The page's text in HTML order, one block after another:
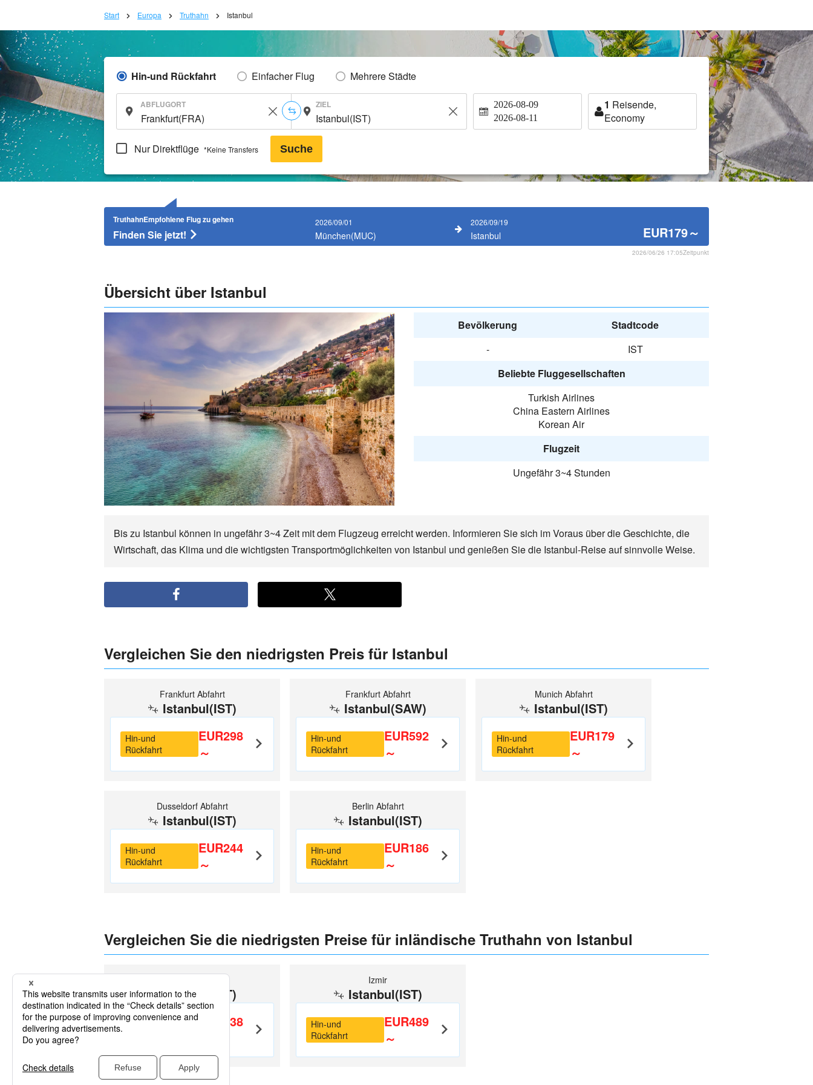
Start Europa Truthahn Istanbul
Hin-und Rückfahrt Einfacher Flug Mehrere Städte
ABFLUGORT ZIEL 2026-08-09
2026-08-11
1 Reisende,
Economy
Nur Direktflüge *Keine Transfers Suche
TruthahnEmpfohlene Flug zu gehen
Finden Sie jetzt!
2026/09/01
München(MUC)
2026/09/19
Istanbul EUR179～
2026/06/26 17:05Zeitpunkt
Übersicht über Istanbul
Bevölkerung
Stadtcode
-
IST
Beliebte Fluggesellschaften
Turkish Airlines
China Eastern Airlines
Korean Air
Flugzeit
Ungefähr 3~4 Stunden
Bis zu Istanbul können in ungefähr 3~4 Zeit mit dem Flugzeug erreicht werden. Informieren Sie sich im Voraus über die Geschichte, die
Wirtschaft, das Klima und die wichtigsten Transportmöglichkeiten von Istanbul und genießen Sie die Istanbul-Reise auf sinnvolle Weise.
Vergleichen Sie den niedrigsten Preis für Istanbul
Frankfurt Abfahrt
Istanbul(IST)
Hin-und
Rückfahrt
EUR298
～
Frankfurt Abfahrt
Istanbul(SAW)
Hin-und
Rückfahrt
EUR592
～
Munich Abfahrt
Istanbul(IST)
Hin-und
Rückfahrt
EUR179
～
Dusseldorf Abfahrt
Istanbul(IST)
Hin-und
Rückfahrt
EUR244
～
Berlin Abfahrt
Istanbul(IST)
Hin-und
Rückfahrt
EUR186
～
Vergleichen Sie die niedrigsten Preise für inländische Truthahn von Istanbul
Istanbul(IST)
Hin-und
EUR438
Izmir
Istanbul(IST)
Hin-und
Rückfahrt
EUR489
～